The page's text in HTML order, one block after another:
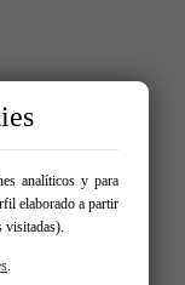
analíticos y para
elaborado a partir
visitadas).
.